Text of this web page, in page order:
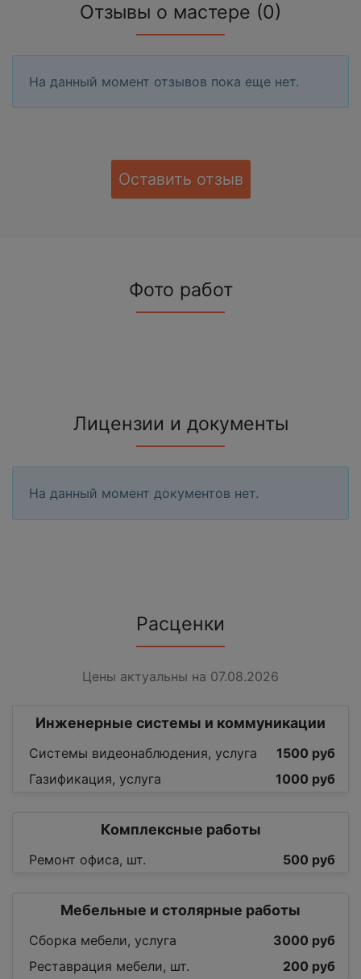
Отзывы о мастере (0)
На данный момент отзывов пока еще нет.
Оставить отзыв
Фото работ
Лицензии и документы
На данный момент документов нет.
Расценки
Цены актуальны на 07.08.2026
Инженерные системы и коммуникации
Системы видеонаблюдения, услуга
1500 руб
Газификация, услуга
1000 руб
Комплексные работы
Ремонт офиса, шт. 500 руб
Мебельные и столярные работы
Сборка мебели, услуга
3000 руб
Реставрация мебели, шт.
200 руб